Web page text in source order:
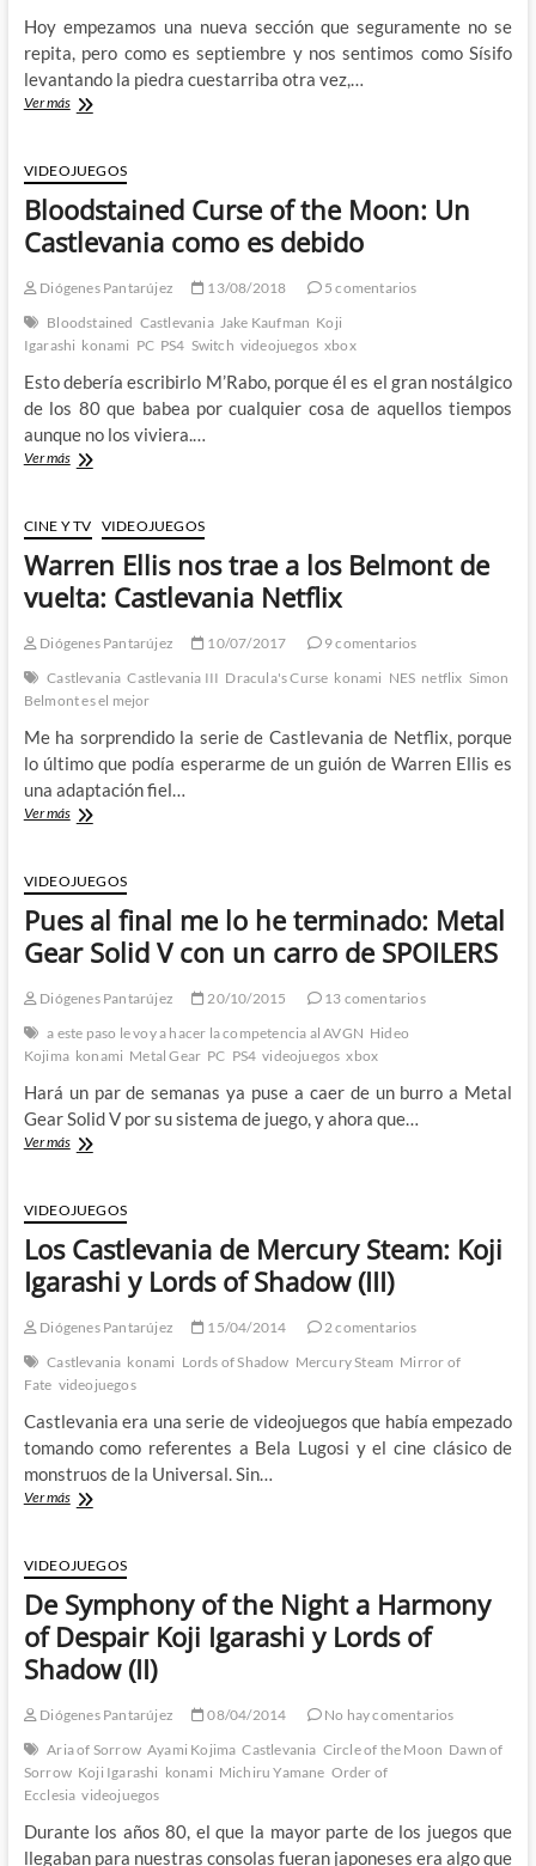
Hoy empezamos una nueva sección que seguramente no se
repita, pero como es septiembre y nos sentimos como Sísifo
levantando la piedra cuestarriba otra vez,…
Ver másEntrevista
con
Hideo
Kojima:
¿Y
eso
qué
no
se
preguntas
al
Kojima
de
VIDEOJUEGOS
Bloodstained Curse of the Moon: Un
Castlevania como es debido
Diógenes Pantarújez 13/08/2018
5 comentarios
Bloodstained Castlevania Jake Kaufman Koji
Igarashi konami PC PS4 Switch videojuegos xbox
Esto debería escribirlo M’Rabo, porque él es el gran nostálgico
de los 80 que babea por cualquier cosa de aquellos tiempos
aunque no los viviera.…
Ver másBloodstained
the
Moon:
Un
Castlevania
como
debido
CINE Y TV VIDEOJUEGOS
Warren Ellis nos trae a los Belmont de
vuelta: Castlevania Netflix
Diógenes Pantarújez 10/07/2017
9 comentarios
Castlevania Castlevania III Dracula's Curse konami NES netflix Simon
Belmont es el mejor
Me ha sorprendido la serie de Castlevania de Netflix, porque
lo último que podía esperarme de un guión de Warren Ellis es
una adaptación fiel…
Ver másWarren
trae
a
los
Belmont
de
Castlevania
Netflix
VIDEOJUEGOS
Pues al final me lo he terminado: Metal
Gear Solid V con un carro de SPOILERS
Diógenes Pantarújez 20/10/2015
13 comentarios
a este paso le voy a hacer la competencia al AVGN Hideo
Kojima konami Metal Gear PC PS4 videojuegos xbox
Hará un par de semanas ya puse a caer de un burro a Metal
Gear Solid V por su sistema de juego, y ahora que…
Ver másPues
me
lo
he
terminado:
Metal
Solid
V
con
carro
de
VIDEOJUEGOS
Los Castlevania de Mercury Steam: Koji
Igarashi y Lords of Shadow (III)
Diógenes Pantarújez 15/04/2014
2 comentarios
Castlevania konami Lords of Shadow Mercury Steam Mirror of
Fate videojuegos
Castlevania era una serie de videojuegos que había empezado
tomando como referentes a Bela Lugosi y el cine clásico de
monstruos de la Universal. Sin…
Ver másLos
Mercury
Steam:
Koji
Igarashi
y
Lords
Shadow
VIDEOJUEGOS
De Symphony of the Night a Harmony
of Despair Koji Igarashi y Lords of
Shadow (II)
Diógenes Pantarújez 08/04/2014
No hay comentarios
Aria of Sorrow Ayami Kojima Castlevania Circle of the Moon Dawn of
Sorrow Koji Igarashi konami Michiru Yamane Order of
Ecclesia videojuegos
Durante los años 80, el que la mayor parte de los juegos que
llegaban para nuestras consolas fueran japoneses era algo que